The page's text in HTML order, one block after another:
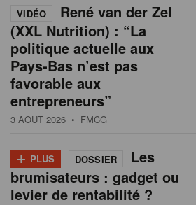
VIDÉO
René van der Zel
(XXL Nutrition) : “La
politique actuelle aux
Pays-Bas n’est pas
favorable aux
entrepreneurs”
3 AOÛT 2026 • FMCG
+ PLUS DOSSIER
Les
brumisateurs : gadget ou
levier de rentabilité ?